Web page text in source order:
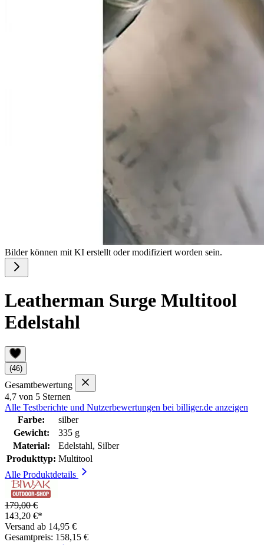
Bilder können mit KI erstellt oder modifiziert worden sein.
Leatherman Surge Multitool
Edelstahl
(46)
Gesamtbewertung
4,7 von 5 Sternen
Alle Testberichte und Nutzerbewertungen bei billiger.de anzeigen
Farbe:
silber
Gewicht:
335 g
Material:
Edelstahl, Silber
Produkttyp: Multitool
Alle Produktdetails
179,00 €
143,20 €*
Versand ab 14,95 €
Gesamtpreis: 158,15 €